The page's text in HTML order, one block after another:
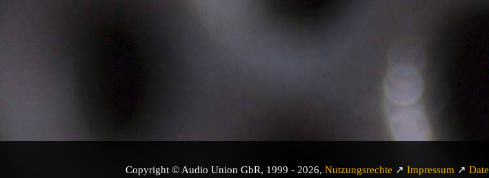
Copyright © Audio Union GbR, 1999 - 2026, Nutzungsrechte ↗ Impressum ↗